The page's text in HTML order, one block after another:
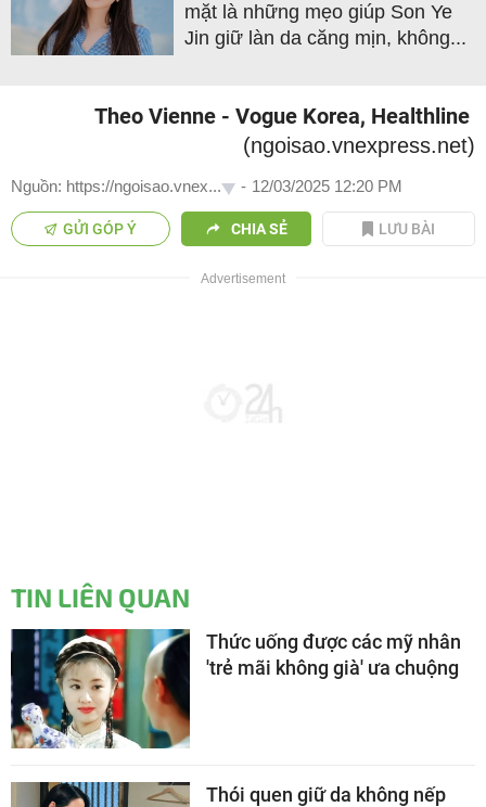
mặt là những mẹo giúp Son Ye
Jin giữ làn da căng mịn, không...
Theo Vienne - Vogue Korea, Healthline
(ngoisao.vnexpress.net)
Nguồn: https://ngoisao.vnex... - 12/03/2025 12:20 PM
GỬI GÓP Ý CHIA SẺ LƯU BÀI
TIN LIÊN QUAN
Thức uống được các mỹ nhân
'trẻ mãi không già' ưa chuộng
Thói quen giữ da không nếp